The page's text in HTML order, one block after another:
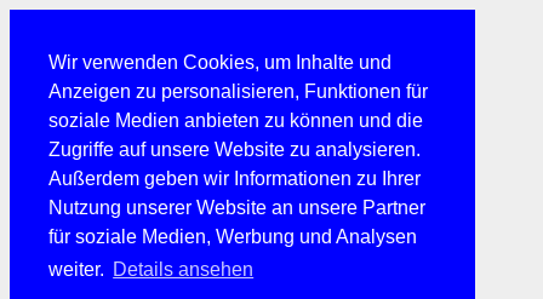
Wir verwenden Cookies, um Inhalte und
Anzeigen zu personalisieren, Funktionen für
soziale Medien anbieten zu können und die
Zugriffe auf unsere Website zu analysieren.
Außerdem geben wir Informationen zu Ihrer
Nutzung unserer Website an unsere Partner
für soziale Medien, Werbung und Analysen
weiter. Details ansehen